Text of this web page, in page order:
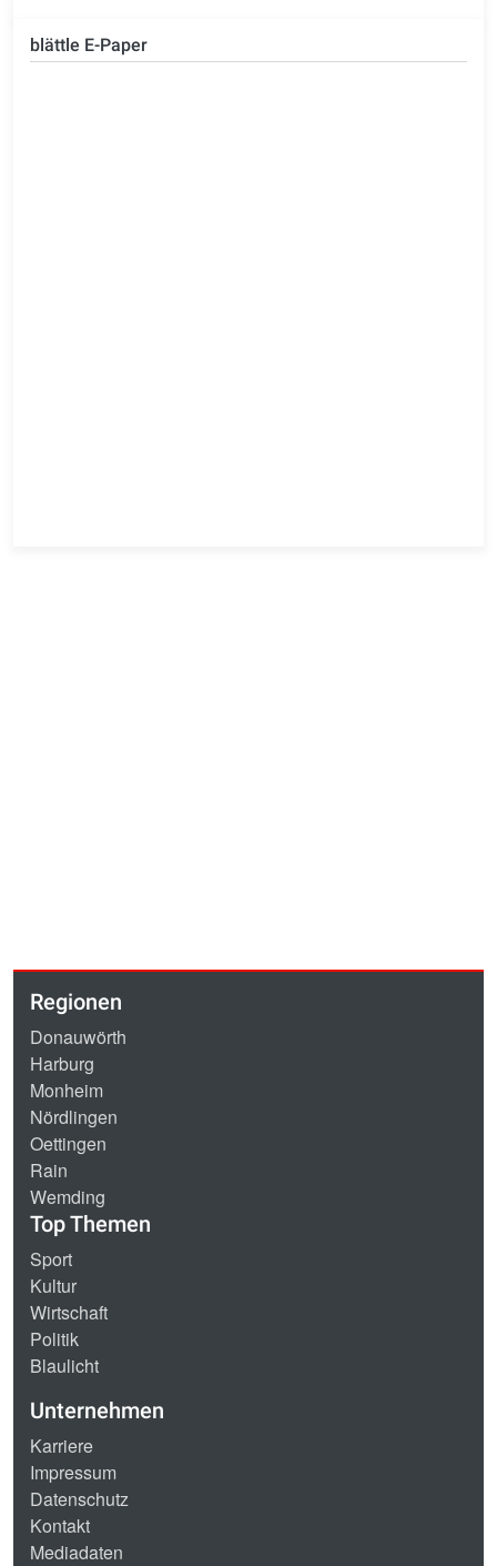
blättle E-Paper
Regionen
Donauwörth
Harburg
Monheim
Nördlingen
Oettingen
Rain
Wemding
Top Themen
Sport
Kultur
Wirtschaft
Politik
Blaulicht
Unternehmen
Karriere
Impressum
Datenschutz
Kontakt
Mediadaten